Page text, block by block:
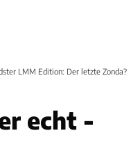
LMM Edition: Der letzte Zonda?
echt -